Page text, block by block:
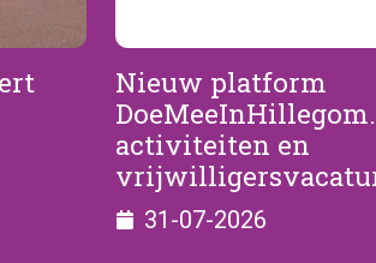
Nieuw platform
activiteiten en
31-07-2026